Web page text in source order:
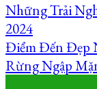
Những Trải
2024
Điểm Đến Đẹp
Rừng Ngập